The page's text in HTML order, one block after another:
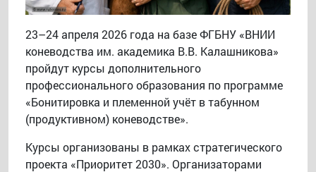
23–24 апреля 2026 года на базе ФГБНУ «ВНИИ
коневодства им. академика В.В. Калашникова»
пройдут курсы дополнительного
профессионального образования по программе
«Бонитировка и племенной учёт в табунном
(продуктивном) коневодстве».
Курсы организованы в рамках стратегического
проекта «Приоритет 2030». Организаторами